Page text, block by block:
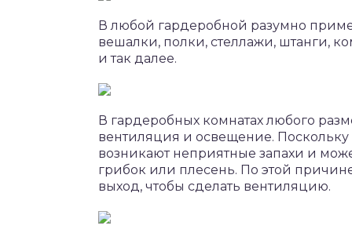
В любой гардеробной разумно
вешалки, полки, стеллажи, штанги,
и так далее.
В гардеробных комнатах любого
вентиляция и освещение.
возникают неприятные запахи и
грибок или плесень. По этой
выход, чтобы сделать вентиляцию.